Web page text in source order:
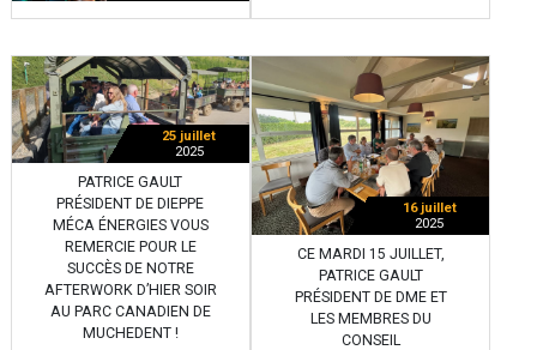
25 juillet
2025
PATRICE GAULT
PRÉSIDENT DE DIEPPE
MÉCA ÉNERGIES VOUS
REMERCIE POUR LE
SUCCÈS DE NOTRE
AFTERWORK D’HIER SOIR
AU PARC CANADIEN DE
MUCHEDENT !
16 juillet
2025
CE MARDI 15 JUILLET,
PATRICE GAULT
PRÉSIDENT DE DME ET
LES MEMBRES DU
CONSEIL